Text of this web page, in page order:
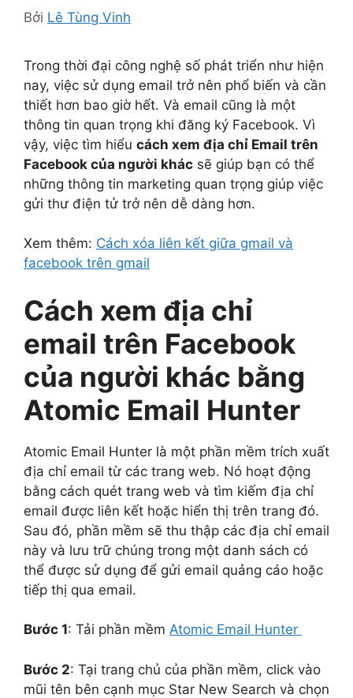
Bởi Lê Tùng Vinh
Trong thời đại công nghệ số phát triển như hiện
nay, việc sử dụng email trở nên phổ biến và cần
thiết hơn bao giờ hết. Và email cũng là một
thông tin quan trọng khi đăng ký Facebook. Vì
vậy, việc tìm hiểu cách xem địa chỉ Email trên
Facebook của người khác sẽ giúp bạn có thể
những thông tin marketing quan trọng giúp việc
gửi thư điện tử trở nên dễ dàng hơn.
Xem thêm: Cách xóa liên kết giữa gmail và
facebook trên gmail
Cách xem địa chỉ
email trên Facebook
của người khác bằng
Atomic Email Hunter
Atomic Email Hunter là một phần mềm trích xuất
địa chỉ email từ các trang web. Nó hoạt động
bằng cách quét trang web và tìm kiếm địa chỉ
email được liên kết hoặc hiển thị trên trang đó.
Sau đó, phần mềm sẽ thu thập các địa chỉ email
này và lưu trữ chúng trong một danh sách có
thể được sử dụng để gửi email quảng cáo hoặc
tiếp thị qua email.
Bước 1: Tải phần mềm Atomic Email Hunter
Bước 2: Tại trang chủ của phần mềm, click vào
mũi tên bên cạnh mục Star New Search và chọn